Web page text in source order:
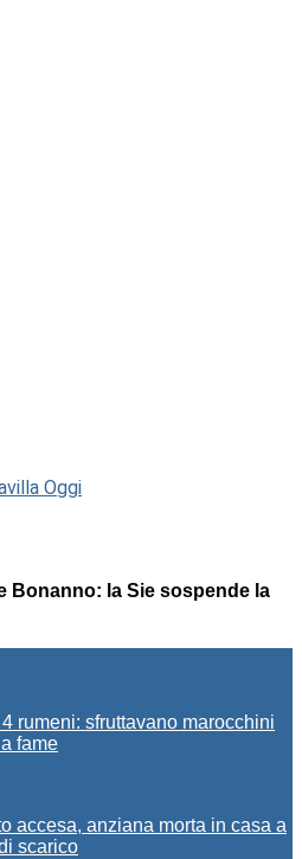
Bonanno: la Sie sospende la
rumeni: sfruttavano marocchini
fame
accesa, anziana morta in casa a
scarico